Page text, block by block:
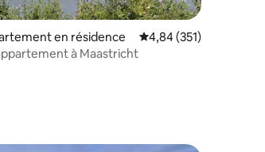
5
sur la base de 309 commentaires : 4,99 sur 5
en résidence Évaluation moyenne
4,84 (351)
à Maastricht